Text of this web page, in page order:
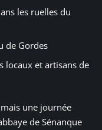
les ruelles du
de Gordes
locaux et artisans de
une journée
de Sénanque